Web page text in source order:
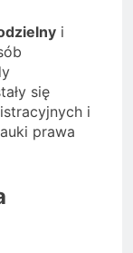
i
się
i
prawa